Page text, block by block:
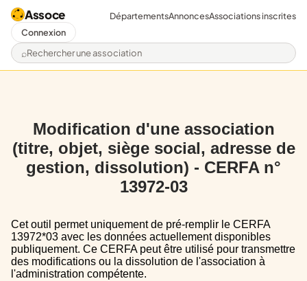
Assoce
Rechercher une association
DépartementsAnnoncesAssociations inscrites
Connexion
Modification d'une association
(titre, objet, siège social, adresse de
gestion, dissolution) - CERFA n°
13972-03
Cet outil permet uniquement de pré-remplir le CERFA
13972*03 avec les données actuellement disponibles
publiquement. Ce CERFA peut être utilisé pour transmettre
des modifications ou la dissolution de l'association à
l'administration compétente.